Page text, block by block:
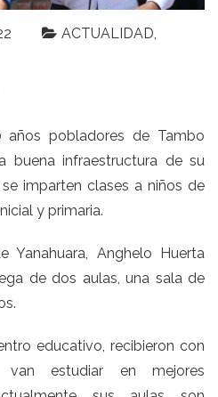
ACTUALIDAD
pobladores de Tambo
buena infraestructura de su
imparten clases a niños de
y primaria.
Anghelo Huerta
de dos aulas, una sala de
educativo, recibieron con
van estudiar en mejores